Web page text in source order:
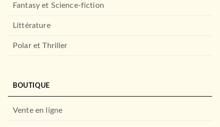
LE LIVRE DE POCHE
Fantasy et Science-fiction
Littérature
Polar et Thriller
BOUTIQUE
Vente en ligne